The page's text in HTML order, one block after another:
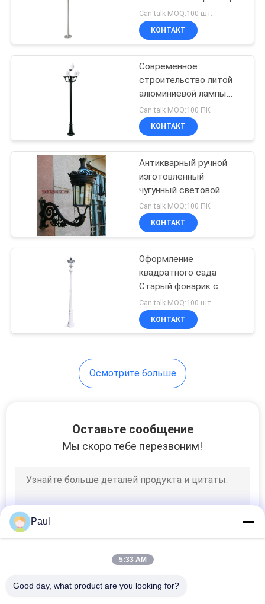
Пост-напряжение
Фитинги для труб
из чугуна
Отливка клапана
крышка люка
Боллары из чугуна
для сада / улицы
Can talk MOQ:100 шт.
КОНТАКТ
Современное
строительство литой
алюминиевой лампы
пост виллы декорации
черное железо свет
Can talk MOQ:100 ПК
КОНТАКТ
Антикварный ручной
изготовленный
чугунный световой
столб
водонепроницаемый
винтажный световой
Can talk MOQ:100 ПК
КОНТАКТ
Оформление
квадратного сада
Старый фонарик с
двойной рукой
Can talk MOQ:100 шт.
КОНТАКТ
Осмотрите больше
Оставьте сообщение
Мы скоро тебе перезвоним!
Paul
5:33 AM
Good day, what product are you looking for?